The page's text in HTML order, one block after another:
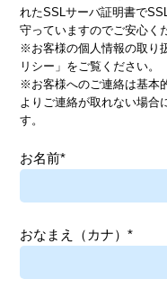
れたSSLサーバ証明書で
守っていますのでご安心く
※お客様の個人情報の取り
リシー」 をご覧ください。
※お客様へのご連絡は基本
よりご連絡が取れない場合
す。
お名前*
おなまえ（カナ）*